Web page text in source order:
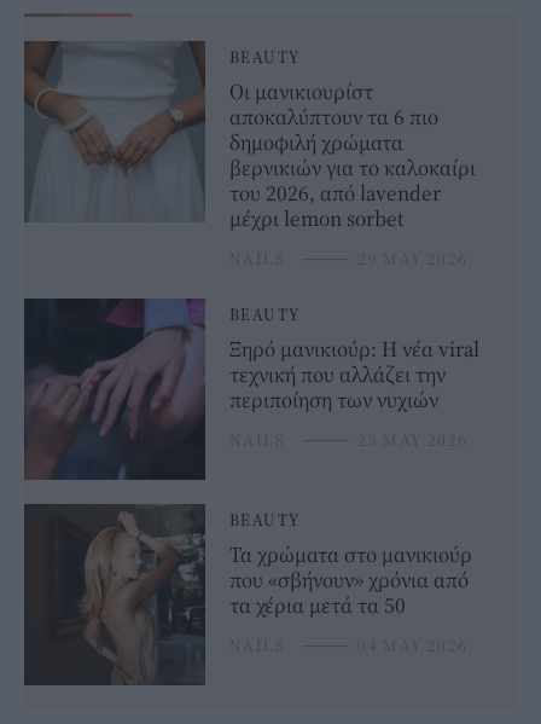
BEAUTY
Οι μανικιουρίστ
αποκαλύπτουν τα 6 πιο
δημοφιλή χρώματα
βερνικιών για το καλοκαίρι
του 2026, από lavender
μέχρι lemon sorbet
NAILS ⸻ 29 MAY 2026
BEAUTY
Ξηρό μανικιούρ: Η νέα viral
τεχνική που αλλάζει την
περιποίηση των νυχιών
NAILS ⸻ 23 MAY 2026
BEAUTY
Τα χρώματα στο μανικιούρ
που «σβήνουν» χρόνια από
τα χέρια μετά τα 50
NAILS ⸻ 04 MAY 2026